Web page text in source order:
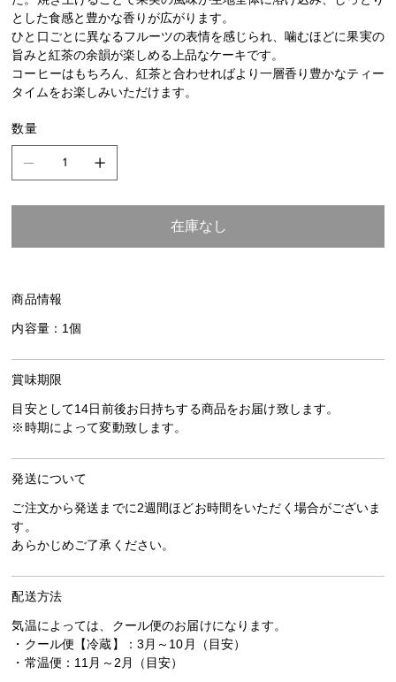
とした食感と豊かな香りが広がります。
ひと口ごとに異なるフルーツの表情を感じられ、噛むほどに果実の
旨みと紅茶の余韻が楽しめる上品なケーキです。
コーヒーはもちろん、紅茶と合わせればより一層香り豊かなティー
タイムをお楽しみいただけます。
数量
在庫なし
商品情報
内容量：1個
賞味期限
目安として14日前後お日持ちする商品をお届け致します。
※時期によって変動致します。
発送について
ご注文から発送までに2週間ほどお時間をいただく場合がございま
す。
​​​​​​​あらかじめご了承ください。
配送方法
気温によっては、クール便のお届けになります。
・クール便【冷蔵】：3月～10月（目安）
・常温便：11月～2月（目安）